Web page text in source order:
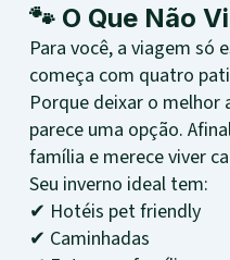
🐾 O Que Não
Para você, a viagem só
começa com quatro
Porque deixar o melhor
parece uma opção.
família e merece viver
Seu inverno ideal tem:
✔ Hotéis pet friendly
✔ Caminhadas